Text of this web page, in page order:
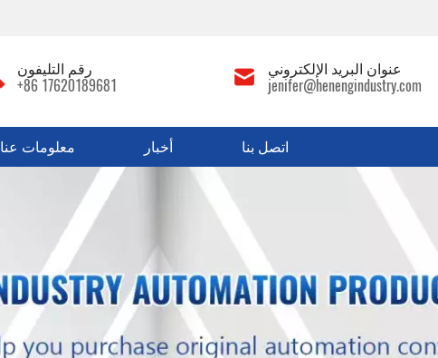
رقم التليفون
+86 17620189681
عنوان البريد الإلكتروني
jenifer@henengindustry.com
معلومات عنا أخبار اتصل بنا